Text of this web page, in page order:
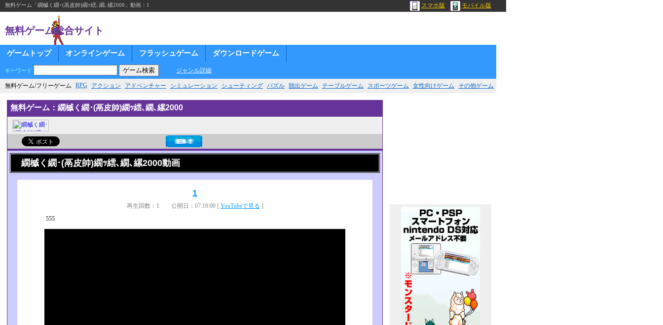
無料ゲーム「繝槭く繝･(鬲皮帥)繝ｯ繧､繝､縲2000」動画：1 スマホ版 モバイル版
無料ゲーム総合サイト
ゲームトップ オンラインゲーム フラッシュゲーム ダウンロードゲーム
キーワード ジャンル詳細
無料ゲーム/フリーゲーム RPG アクション アドベンチャー シミュレーション シューティング パズル 脱出ゲーム テーブルゲーム スポーツゲーム 女性向けゲーム その他ゲーム
無料ゲーム：繝槭く繝･(鬲皮帥)繝ｯ繧､繝､縲2000
繝槭く繝･(鬲皮帥)繝ｯ繧､繝､縲2000動画
1
再生回数：1 公開日：07:10:00 [ YouTubeで見る ]
555